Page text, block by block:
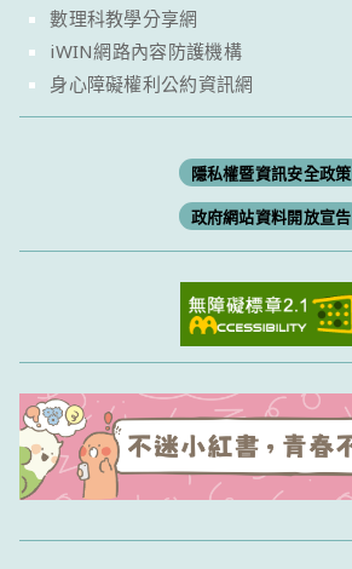
數理科教學分享網
iWIN網路內容防護機構
身心障礙權利公約資訊網
隱私權暨資訊安全政策
政府網站資料開放宣告